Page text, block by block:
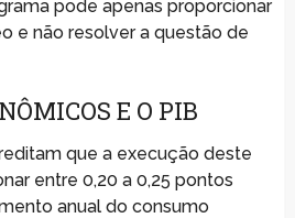
pode apenas proporcionar
e não resolver a questão de
E O PIB
que a execução deste
entre 0,20 a 0,25 pontos
anual do consumo